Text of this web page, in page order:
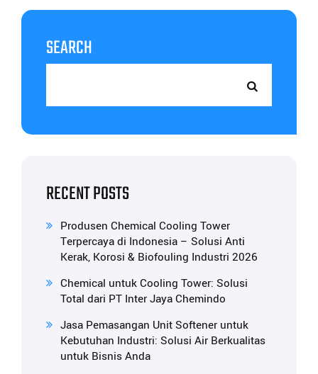
SEARCH
RECENT POSTS
Produsen Chemical Cooling Tower
Terpercaya di Indonesia – Solusi Anti
Kerak, Korosi & Biofouling Industri 2026
Chemical untuk Cooling Tower: Solusi
Total dari PT Inter Jaya Chemindo
Jasa Pemasangan Unit Softener untuk
Kebutuhan Industri: Solusi Air Berkualitas
untuk Bisnis Anda